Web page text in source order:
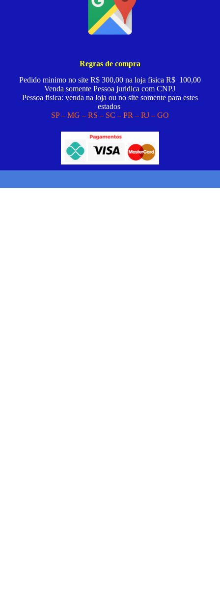
Regras de compra
Pedido minimo no site R$ 300,00 na loja fisica R$ 100,00
Venda somente Pessoa juridica com CNPJ
Pessoa fisica: venda na loja ou no site somente para estes
estados
SP – MG – RS – SC – PR – RJ – GO